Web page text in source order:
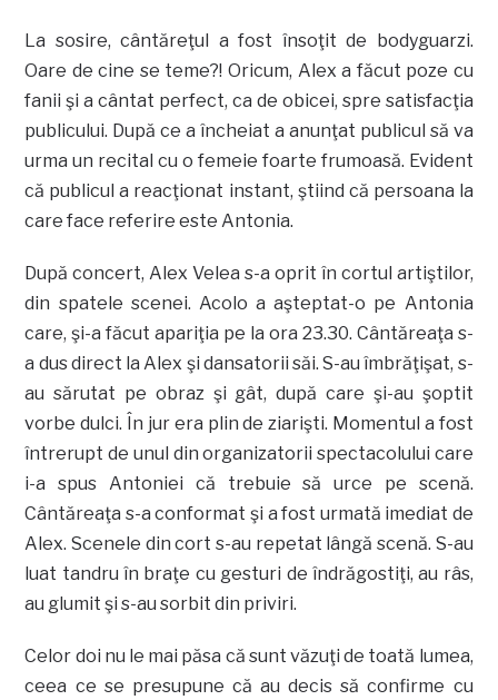
La sosire, cântăreţul a fost însoţit de bodyguarzi.
Oare de cine se teme?! Oricum, Alex a făcut poze cu
fanii şi a cântat perfect, ca de obicei, spre satisfacţia
publicului. După ce a încheiat a anunţat publicul să va
urma un recital cu o femeie foarte frumoasă. Evident
că publicul a reacţionat instant, ştiind că persoana la
care face referire este Antonia.
După concert, Alex Velea s-a oprit în cortul artiştilor,
din spatele scenei. Acolo a aşteptat-o pe Antonia
care, şi-a făcut apariţia pe la ora 23.30. Cântăreaţa s-
a dus direct la Alex şi dansatorii săi. S-au îmbrăţişat, s-
au sărutat pe obraz şi gât, după care şi-au şoptit
vorbe dulci. În jur era plin de ziarişti. Momentul a fost
întrerupt de unul din organizatorii spectacolului care
i-a spus Antoniei că trebuie să urce pe scenă.
Cântăreaţa s-a conformat şi a fost urmată imediat de
Alex. Scenele din cort s-au repetat lângă scenă. S-au
luat tandru în braţe cu gesturi de îndrăgostiţi, au râs,
au glumit şi s-au sorbit din priviri.
Celor doi nu le mai păsa că sunt văzuţi de toată lumea,
ceea ce se presupune că au decis să confirme cu